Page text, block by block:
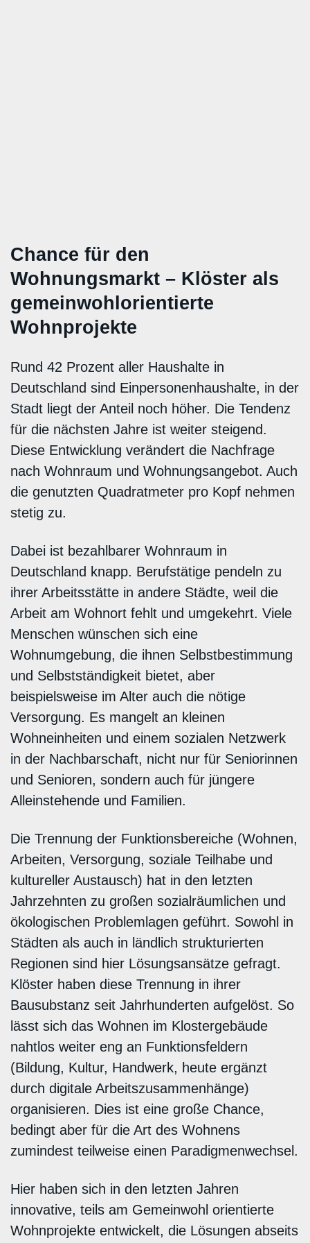
Chance für den
Wohnungsmarkt – Klöster als
gemeinwohlorientierte
Wohnprojekte
Rund 42 Prozent aller Haushalte in
Deutschland sind Einpersonenhaushalte, in der
Stadt liegt der Anteil noch höher. Die Tendenz
für die nächsten Jahre ist weiter steigend.
Diese Entwicklung verändert die Nachfrage
nach Wohnraum und Wohnungsangebot. Auch
die genutzten Quadratmeter pro Kopf nehmen
stetig zu.
Dabei ist bezahlbarer Wohnraum in
Deutschland knapp. Berufstätige pendeln zu
ihrer Arbeitsstätte in andere Städte, weil die
Arbeit am Wohnort fehlt und umgekehrt. Viele
Menschen wünschen sich eine
Wohnumgebung, die ihnen Selbstbestimmung
und Selbstständigkeit bietet, aber
beispielsweise im Alter auch die nötige
Versorgung. Es mangelt an kleinen
Wohneinheiten und einem sozialen Netzwerk
in der Nachbarschaft, nicht nur für Seniorinnen
und Senioren, sondern auch für jüngere
Alleinstehende und Familien.
Die Trennung der Funktionsbereiche (Wohnen,
Arbeiten, Versorgung, soziale Teilhabe und
kultureller Austausch) hat in den letzten
Jahrzehnten zu großen sozialräumlichen und
ökologischen Problemlagen geführt. Sowohl in
Städten als auch in ländlich strukturierten
Regionen sind hier Lösungsansätze gefragt.
Klöster haben diese Trennung in ihrer
Bausubstanz seit Jahrhunderten aufgelöst. So
lässt sich das Wohnen im Klostergebäude
nahtlos weiter eng an Funktionsfeldern
(Bildung, Kultur, Handwerk, heute ergänzt
durch digitale Arbeitszusammenhänge)
organisieren. Dies ist eine große Chance,
bedingt aber für die Art des Wohnens
zumindest teilweise einen Paradigmenwechsel.
Hier haben sich in den letzten Jahren
innovative, teils am Gemeinwohl orientierte
Wohnprojekte entwickelt, die Lösungen abseits